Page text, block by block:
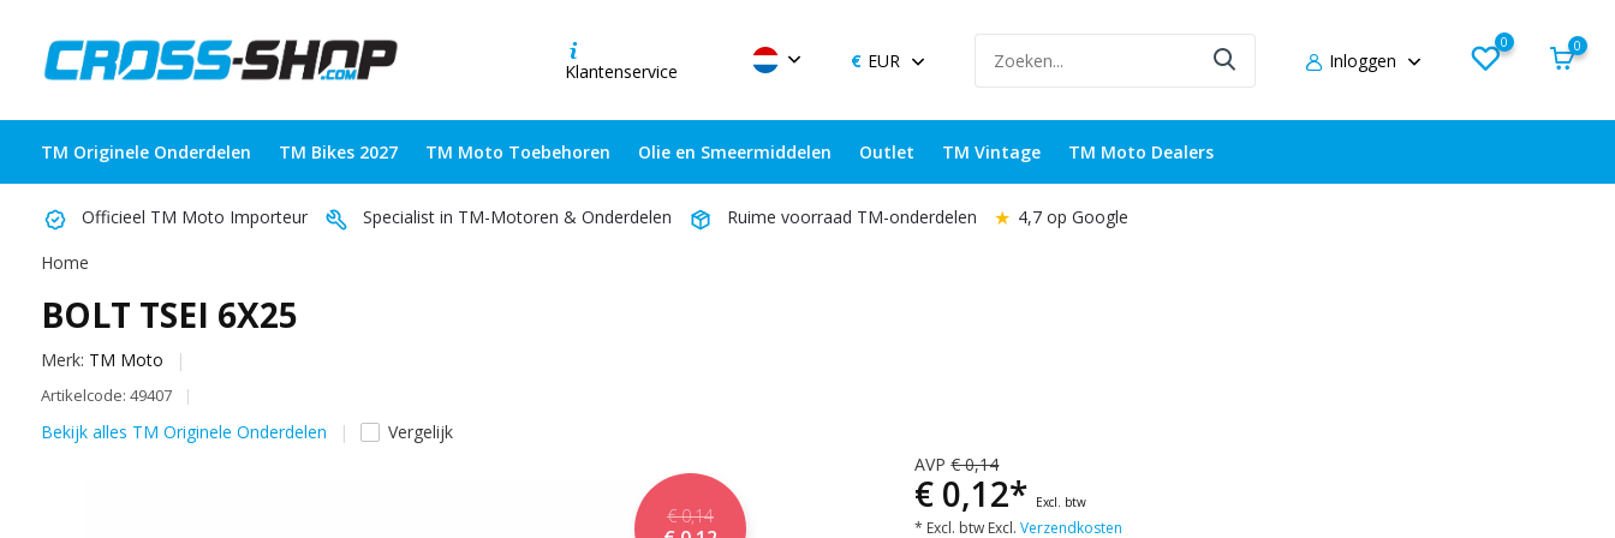
Klantenservice EUR Inloggen
0 0
TM Originele Onderdelen TM Bikes 2027 TM Moto Toebehoren Olie en Smeermiddelen Outlet TM Vintage TM Moto Dealers
Officieel TM Moto Importeur Specialist in TM-Motoren & Onderdelen Ruime voorraad TM-onderdelen ★ 4,7 op Google
Home
BOLT TSEI 6X25
Merk: TM Moto
Artikelcode: 49407
Bekijk alles TM Originele Onderdelen Vergelijk
€ 0,14
AVP€ 0,14
€ 0,12* Excl. btw
* Excl. btw Excl.Verzendkosten